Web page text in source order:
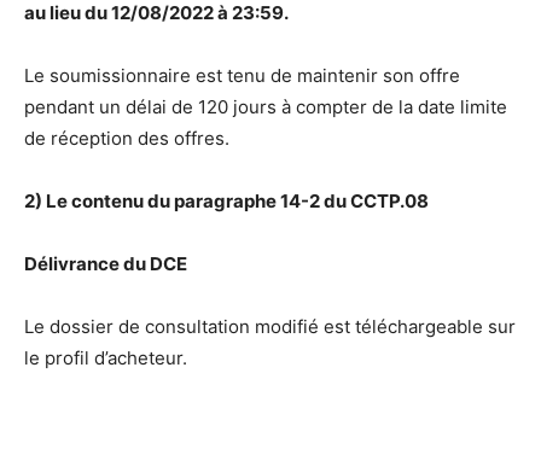
au lieu du 12/08/2022 à 23:59.
Le soumissionnaire est tenu de maintenir son offre
pendant un délai de 120 jours à compter de la date limite
de réception des offres.
2) Le contenu du paragraphe 14-2 du CCTP.08
Délivrance du DCE
Le dossier de consultation modifié est téléchargeable sur
le profil d’acheteur.